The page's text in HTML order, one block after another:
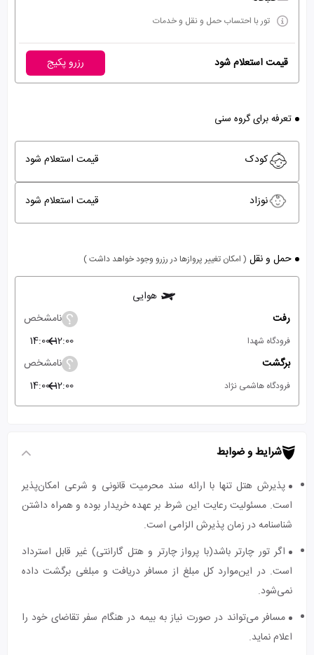
تور با احتساب حمل و نقل و خدمات
قیمت استعلام شود رزرو پکیج
تعرفه برای گروه سنی
کودک قیمت استعلام شود
نوزاد قیمت استعلام شود
حمل و نقل ( امکان تغییر پروازها در رزرو وجود خواهد داشت )
هوایی
رفت
نامشخص
فرودگاه شهدا 12:00
14:00
برگشت
نامشخص
فرودگاه هاشمی نژاد 12:00
14:00
شرایط و ضوابط
پذیرش هتل تنها با ارائه سند محرمیت قانونی و شرعی امکان‌پذیر
است. مسئولیت رعایت این شرط بر عهده خریدار بوده و همراه داشتن
شناسنامه در زمان پذیرش الزامی است.
اگر تور چارتر باشد(با پرواز چارتر و هتل گارانتی) غیر قابل استرداد
است. در این‌موارد کل مبلغ از مسافر دریافت و مبلغی برگشت داده
نمی‌شود.
مسافر می‌تواند در صورت نیاز به بیمه در هنگام سفر تقاضای خود را
اعلام نماید.